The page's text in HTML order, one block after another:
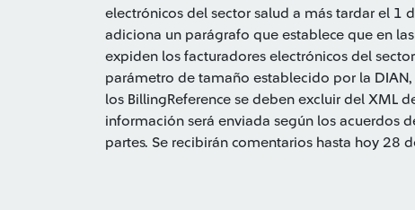
electrónicos del sector salud a más tardar el 1
adiciona un parágrafo que establece que en
expiden los facturadores electrónicos del
parámetro de tamaño establecido por la
los BillingReference se deben excluir del XML
información será enviada según los acuerdos
partes. Se recibirán comentarios hasta hoy 28